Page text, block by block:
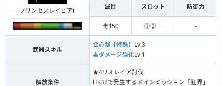
プリンセスレイピアⅡ
属性 スロット 防御力
毒150 ③②ー -
武器スキル
会心撃【特殊】 Lv.3
毒ダメージ強化Lv.1
解放条件
★4リオレイア討伐
HR32で発生するメインミッション「狂界」